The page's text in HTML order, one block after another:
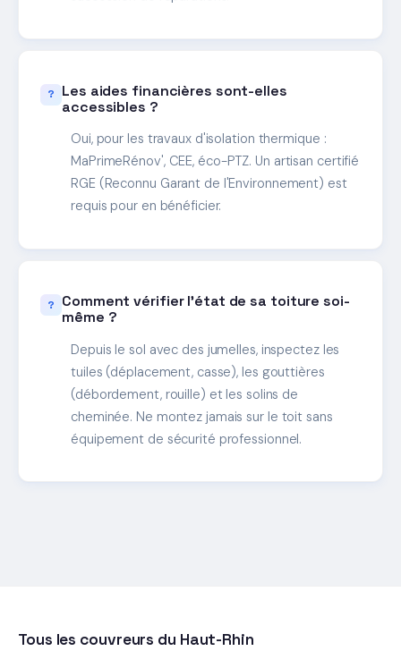
Les aides financières sont-elles
accessibles ?
Oui, pour les travaux d'isolation thermique :
MaPrimeRénov', CEE, éco-PTZ. Un artisan certifié
RGE (Reconnu Garant de l'Environnement) est
requis pour en bénéficier.
Comment vérifier l'état de sa toiture soi-
même ?
Depuis le sol avec des jumelles, inspectez les
tuiles (déplacement, casse), les gouttières
(débordement, rouille) et les solins de
cheminée. Ne montez jamais sur le toit sans
équipement de sécurité professionnel.
Tous les couvreurs du Haut-Rhin